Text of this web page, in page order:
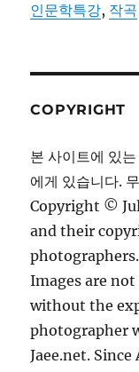
인문학특강, 작곡
COPYRIGHT
본 사이트에 있
에게 있습니다.
Copyright ©
and their
photographers.
Images are
without the
photographer
Jaee.net. Since